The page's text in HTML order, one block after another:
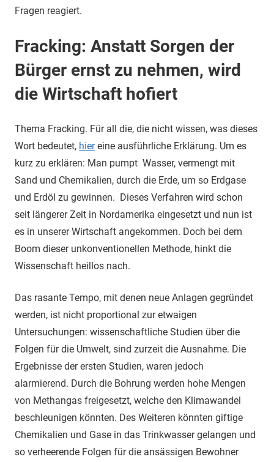
Fragen reagiert.
Fracking: Anstatt Sorgen der
Bürger ernst zu nehmen, wird
die Wirtschaft hofiert
Thema Fracking. Für all die, die nicht wissen, was dieses
Wort bedeutet, hiereine ausführliche Erklärung. Um es
kurz zu erklären: Man pumpt Wasser, vermengt mit
Sand und Chemikalien, durch die Erde, um so Erdgase
und Erdöl zu gewinnen. Dieses Verfahren wird schon
seit längerer Zeit in Nordamerika eingesetzt und nun ist
es in unserer Wirtschaft angekommen. Doch bei dem
Boom dieser unkonventionellen Methode, hinkt die
Wissenschaft heillos nach.
Das rasante Tempo, mit denen neue Anlagen gegründet
werden, ist nicht proportional zur etwaigen
Untersuchungen: wissenschaftliche Studien über die
Folgen für die Umwelt, sind zurzeit die Ausnahme. Die
Ergebnisse der ersten Studien, waren jedoch
alarmierend. Durch die Bohrung werden hohe Mengen
von Methangas freigesetzt, welche den Klimawandel
beschleunigen könnten. Des Weiteren könnten giftige
Chemikalien und Gase in das Trinkwasser gelangen und
so verheerende Folgen für die ansässigen Bewohner